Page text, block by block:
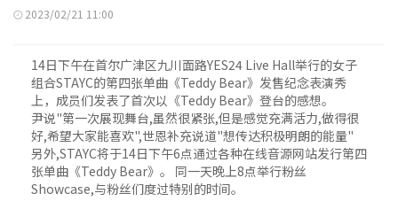
2023/02/21 11:00
14日下午在首尔广津区九川面路YES24 Live Hall举行的女子
组合STAYC的第四张单曲《Teddy Bear》发售纪念表演秀
上，成员们发表了首次以《Teddy Bear》登台的感想。
尹说"第一次展现舞台,虽然很紧张,但是感觉充满活力,做得很
好,希望大家能喜欢",世恩补充说道"想传达积极明朗的能量"
另外,STAYC将于14日下午6点通过各种在线音源网站发行第四
张单曲《Teddy Bear》。 同一天晚上8点举行粉丝
Showcase,与粉丝们度过特别的时间。